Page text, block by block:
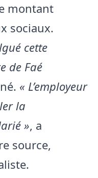
montant
sociaux.
cette
de Faé
« L’employeur
la
», a
source,